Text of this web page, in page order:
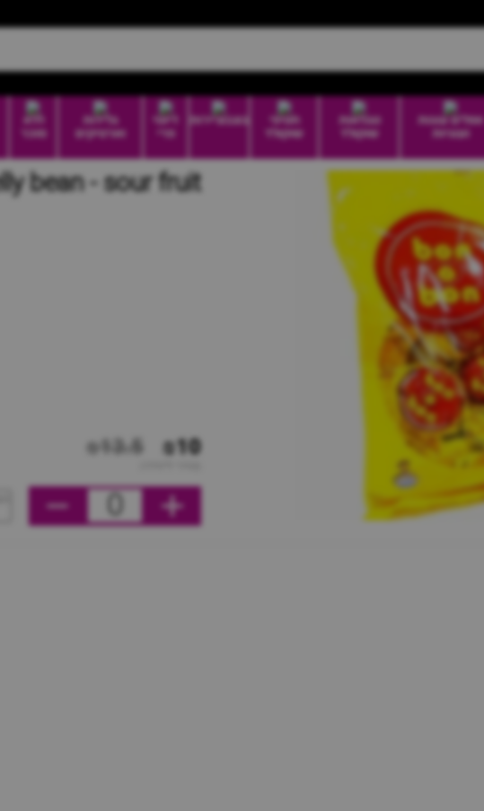
וופלים עוגות
ועוגיות
טבלאות
שוקולד
חטיפי
שוקולד
בונבוניירות
דיוטי
פרי
גלידות
וארטיקים
ללא
סוכר
bean - sour fruit
₪10
₪13.5
0